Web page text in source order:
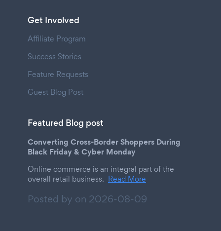
Get Involved
Affiliate Program
Success Stories
Feature Requests
Guest Blog Post
Featured Blog post
Converting Cross-Border Shoppers During
Black Friday & Cyber Monday
Online commerce is an integral part of the
overall retail business. Read More
Posted by on 2026-08-09